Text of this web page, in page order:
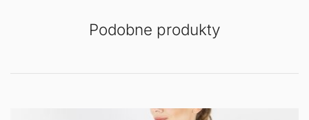
Podobne produkty